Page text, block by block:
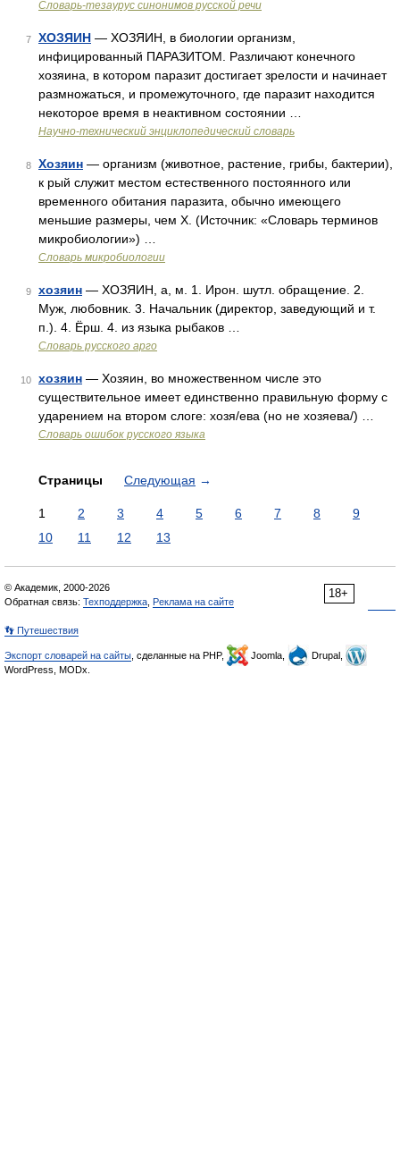
Словарь-тезаурус синонимов русской речи
7 ХОЗЯИН — ХОЗЯИН, в биологии организм,
инфицированный ПАРАЗИТОМ. Различают конечного
хозяина, в котором паразит достигает зрелости и начинает
размножаться, и промежуточного, где паразит находится
некоторое время в неактивном состоянии …
Научно-технический энциклопедический словарь
8 Хозяин — организм (животное, растение, грибы, бактерии),
к рый служит местом естественного постоянного или
временного обитания паразита, обычно имеющего
меньшие размеры, чем X. (Источник: «Словарь терминов
микробиологии») …
Словарь микробиологии
9 хозяин — ХОЗЯИН, а, м. 1. Ирон. шутл. обращение. 2.
Муж, любовник. 3. Начальник (директор, заведующий и т.
п.). 4. Ёрш. 4. из языка рыбаков …
Словарь русского арго
10 хозяин — Хозяин, во множественном числе это
существительное имеет единственно правильную форму с
ударением на втором слоге: хозя/ева (но не хозяева/) …
Словарь ошибок русского языка
Страницы Следующая →
1 2 3 4 5 6 7 8
9
10
11 12 13
18+
© Академик, 2000-2026
Обратная связь: Техподдержка Реклама на сайте
👣 Путешествия
Экспорт словарей на сайты , сделанные на PHP, Joomla,
Drupal,
WordPress, MODx.